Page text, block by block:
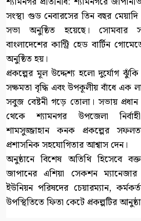
সংস্থা গুড নেবারসের তিন বছর
সভা অনুষ্ঠিত হয়েছে। সোমবার
বাংলাদেশের কান্ট্রি হেড বার্টিন
অনুষ্ঠিত হয়।
প্রকল্পের মূল উদ্দেশ্য হলো দুর্যোগ ঝুঁকি
সক্ষমতা বৃদ্ধি এবং উপকূলীয় বাঁধে এক
সবুজ বেষ্টনী গড়ে তোলা। সভায়
থেকে শ্যামনগর উপজেলা
শামসুজ্জাহান কনক প্রকল্পের
প্রশাসনিক সহযোগিতার আশ্বাস দেন।
অনুষ্ঠানে বিশেষ অতিথি হিসেবে
জাপানের এশিয়া সেকশন
ইউনিয়ন পরিষদের চেয়ারম্যান,
উপস্থিতিতে ফিতা কেটে প্রকল্পটির